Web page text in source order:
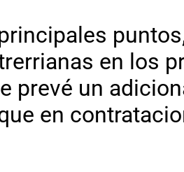
en los
prevé un
en